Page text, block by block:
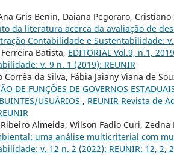
Gris Benin, Daiana Pegoraro,
da literatura acerca da avaliação de
Contabilidade e Sustentabilidade: v.
Batista, EDITORIAL Vol.9, n.1, 2019
v. 9 n. 1 (2019): REUNIR
Corrêa da Silva, Fábia Jaiany Viana de
DE FUNÇÕES DE GOVERNOS
USUÁRIOS , REUNIR Revista de
Almeida, Wilson Fadlo Curi,
uma análise multicriterial com
v. 12 n. 2 (2022): REUNIR: 12, 2,